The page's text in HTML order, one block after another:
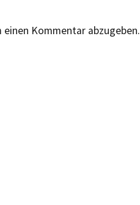
einen Kommentar abzugeben.